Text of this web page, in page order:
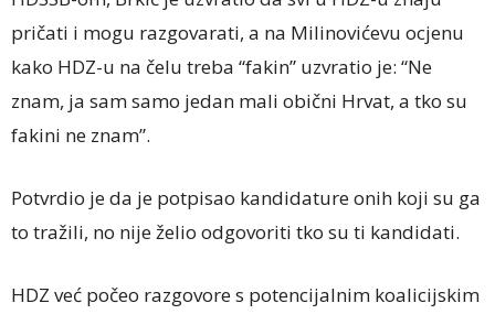
pričati i mogu razgovarati, a na Milinovićevu ocjenu
kako HDZ-u na čelu treba “fakin” uzvratio je: “Ne
znam, ja sam samo jedan mali obični Hrvat, a tko su
fakini ne znam”.
Potvrdio je da je potpisao kandidature onih koji su ga
to tražili, no nije želio odgovoriti tko su ti kandidati.
HDZ već počeo razgovore s potencijalnim koalicijskim